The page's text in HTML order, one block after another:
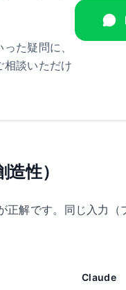
た疑問に、
談いただけ
性）
解です。同じ入力
Claude